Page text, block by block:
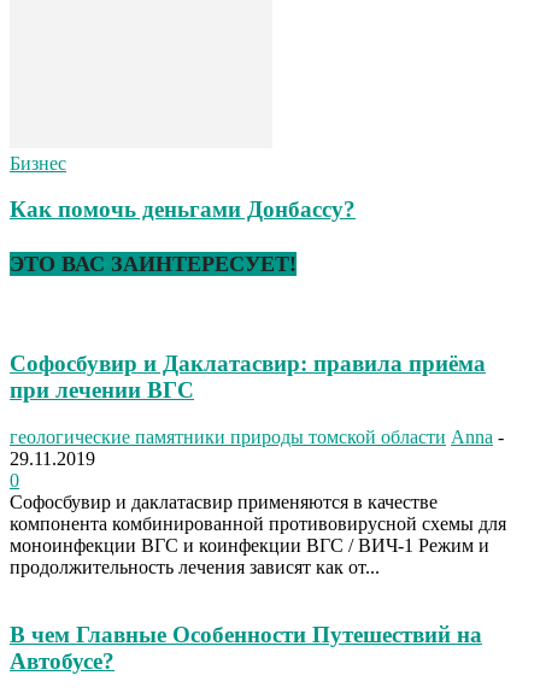
Бизнес
Как помочь деньгами Донбассу?
ЭТО ВАС ЗАИНТЕРЕСУЕТ!
Софосбувир и Даклатасвир: правила приёма
при лечении ВГС
геологические памятники природы томской области Anna -
29.11.2019
0
Софосбувир и даклатасвир применяются в качестве
компонента комбинированной противовирусной схемы для
моноинфекции ВГС и коинфекции ВГС / ВИЧ-1 Режим и
продолжительность лечения зависят как от...
В чем Главные Особенности Путешествий на
Автобусе?